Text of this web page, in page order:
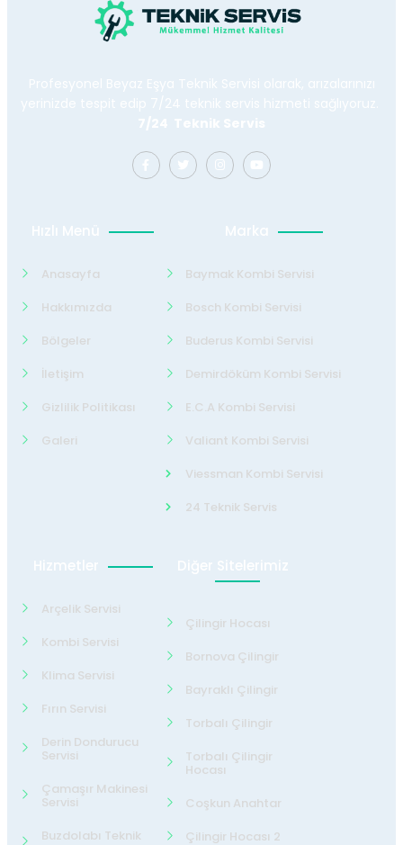
Profesyonel Beyaz Eşya Teknik Servisi olarak, arızalarınızı
yerinizde tespit edip 7/24 teknik servis hizmeti sağlıyoruz.
7/24 Teknik Servis
Hızlı Menü
Anasayfa
Hakkımızda
Bölgeler
İletişim
Gizlilik Politikası
Galeri
Marka
Baymak Kombi Servisi
Bosch Kombi Servisi
Buderus Kombi Servisi
Demirdöküm Kombi Servisi
E.C.A Kombi Servisi
Valiant Kombi Servisi
Viessman Kombi Servisi
24 Teknik Servis
Hizmetler
Arçelik Servisi
Kombi Servisi
Klima Servisi
Fırın Servisi
Derin Dondurucu
Servisi
Çamaşır Makinesi
Servisi
Buzdolabı Teknik
Diğer Sitelerimiz
Çilingir Hocası
Bornova Çilingir
Bayraklı Çilingir
Torbalı Çilingir
Torbalı Çilingir
Hocası
Coşkun Anahtar
Çilingir Hocası 2